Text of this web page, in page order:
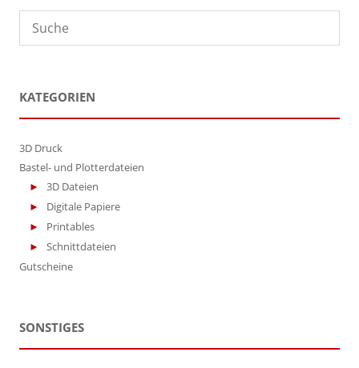
auf
der
Produktseite
gewählt
KATEGORIEN
3D Druck
Bastel- und Plotterdateien
3D Dateien
Digitale Papiere
Printables
Schnittdateien
Gutscheine
SONSTIGES